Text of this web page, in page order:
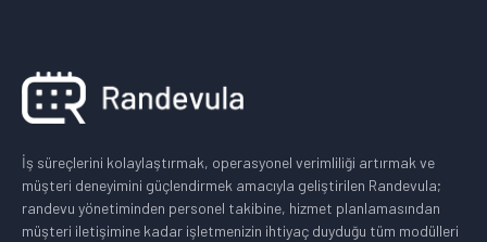
İş süreçlerini kolaylaştırmak, operasyonel verimliliği artırmak ve
müşteri deneyimini güçlendirmek amacıyla geliştirilen Randevula;
randevu yönetiminden personel takibine, hizmet planlamasından
müşteri iletişimine kadar işletmenizin ihtiyaç duyduğu tüm modülleri